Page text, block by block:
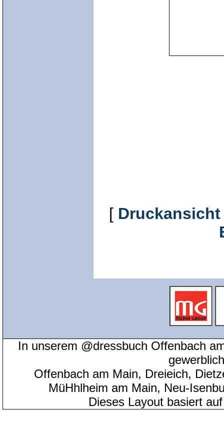
[ Druckansicht
In unserem @dressbuch Offenbach
Offenbach am Main, Dreieich,
MüHhlheim am Main, Neu-
Dieses Layout basiert